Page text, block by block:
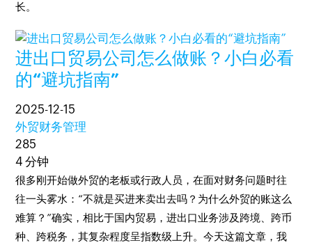
长。
进出口贸易公司怎么做账？小白必看
的“避坑指南”
2025-12-15
外贸财务管理
285
4 分钟
很多刚开始做外贸的老板或行政人员，在面对财务问题时往
往一头雾水：“不就是买进来卖出去吗？为什么外贸的账这么
难算？”确实，相比于国内贸易，进出口业务涉及跨境、跨币
种、跨税务，其复杂程度呈指数级上升。今天这篇文章，我